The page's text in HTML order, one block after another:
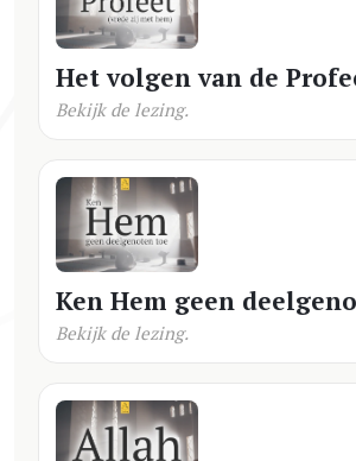
Het volgen van de
Bekijk de lezing.
Ken Hem geen
Bekijk de lezing.